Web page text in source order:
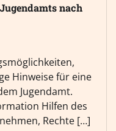
nach
Hinweise für eine
Jugendamt.
Hilfen des
Rechte […]